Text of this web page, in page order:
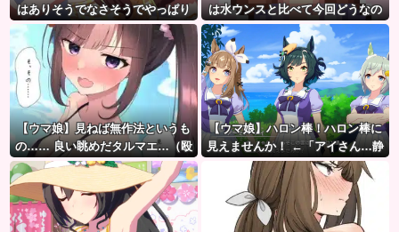
はありそうでなさそうでやっぱり
“ある”
は水ウンスと比べて今回どうなの
だ？
【ウマ娘】見ねば無作法というも
の…… 良い眺めだタルマエ…（殴
【ウマ娘】ハロン棒！ハロン棒に
見えませんか！ ←「アイさん…静
かに…」